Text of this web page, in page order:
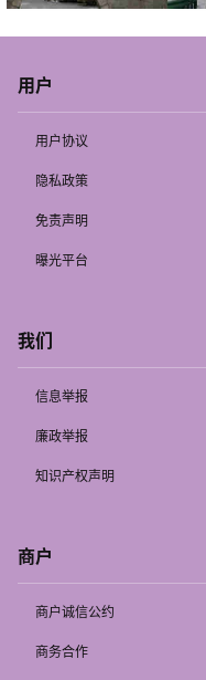
用户
用户协议
隐私政策
免责声明
曝光平台
我们
信息举报
廉政举报
知识产权声明
商户
商户诚信公约
商务合作